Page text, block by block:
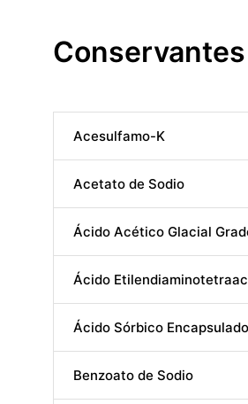
Acesulfamo-K
Acetato de Sodio
Ácido Acético Glacial
Ácido
Ácido Sórbico Encapsulado
Benzoato de Sodio